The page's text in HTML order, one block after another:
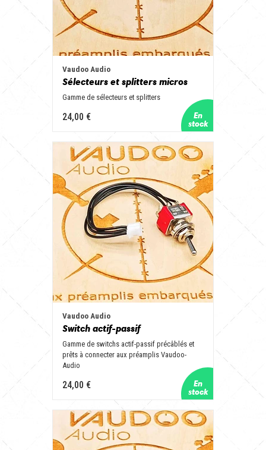
Vaudoo Audio
Sélecteurs et splitters micros
Gamme de sélecteurs et splitters
24,00 €
Vaudoo Audio
Switch actif-passif
Gamme de switchs actif-passif précâblés et
prêts à connecter aux préamplis Vaudoo-
Audio
24,00 €